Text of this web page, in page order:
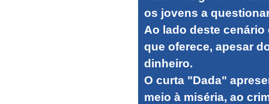
os jovens a
Ao lado deste
que oferece, apesar
dinheiro.
O curta "Dada"
meio à miséria, ao